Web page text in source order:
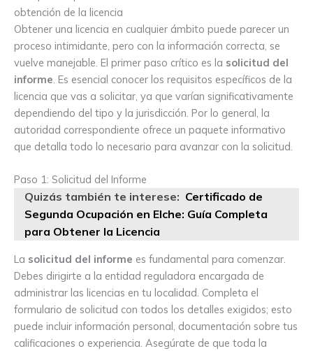
obtención de la licencia
Obtener una licencia en cualquier ámbito puede parecer un
proceso intimidante, pero con la información correcta, se
vuelve manejable. El primer paso crítico es la solicitud del
informe. Es esencial conocer los requisitos específicos de la
licencia que vas a solicitar, ya que varían significativamente
dependiendo del tipo y la jurisdicción. Por lo general, la
autoridad correspondiente ofrece un paquete informativo
que detalla todo lo necesario para avanzar con la solicitud.
Paso 1: Solicitud del Informe
Quizás también te interese: Certificado de
Segunda Ocupación en Elche: Guía Completa
para Obtener la Licencia
La solicitud del informe es fundamental para comenzar.
Debes dirigirte a la entidad reguladora encargada de
administrar las licencias en tu localidad. Completa el
formulario de solicitud con todos los detalles exigidos; esto
puede incluir información personal, documentación sobre tus
calificaciones o experiencia. Asegúrate de que toda la